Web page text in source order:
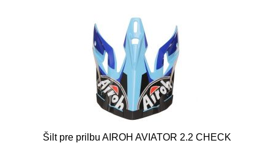
Šilt pre prilbu AIROH AVIATOR 2.2 CHECK